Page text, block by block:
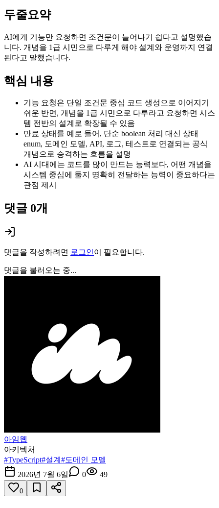
두줄요약
AI에게 기능만 요청하면 조건문이 늘어나기 쉽다고 설명했습
니다. 개념을 1급 시민으로 다루게 해야 설계와 운영까지 연결
된다고 말했습니다.
핵심 내용
기능 요청은 단일 조건문 중심 코드 생성으로 이어지기
쉬운 반면, 개념을 1급 시민으로 다루라고 요청하면 시스
템 전반의 설계로 확장될 수 있음
만료 상태를 예로 들어, 단순 boolean 처리 대신 상태
enum, 도메인 모델, API, 로그, 테스트로 연결되는 공식
개념으로 승격하는 흐름을 설명
AI 시대에는 코드를 많이 만드는 능력보다, 어떤 개념을
시스템 중심에 둘지 명확히 전달하는 능력이 중요하다는
관점 제시
댓글 0개
댓글을 작성하려면 로그인이 필요합니다.
댓글을 불러오는 중...
아임웹
아키텍처
#TypeScript#설계 #도메인 모델
2026년 7월 6일
0 49
0